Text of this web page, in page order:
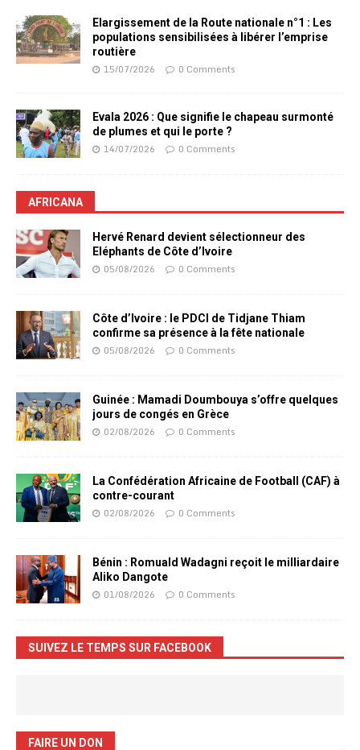
Elargissement de la Route nationale n°1 : Les
populations sensibilisées à libérer l’emprise
routière
15/07/2026 0 Comments
Evala 2026 : Que signifie le chapeau surmonté
de plumes et qui le porte ?
14/07/2026 0 Comments
AFRICANA
Hervé Renard devient sélectionneur des
Eléphants de Côte d’Ivoire
05/08/2026 0 Comments
Côte d’Ivoire : le PDCI de Tidjane Thiam
confirme sa présence à la fête nationale
05/08/2026 0 Comments
Guinée : Mamadi Doumbouya s’offre quelques
jours de congés en Grèce
02/08/2026 0 Comments
La Confédération Africaine de Football (CAF) à
contre-courant
02/08/2026 0 Comments
Bénin : Romuald Wadagni reçoit le milliardaire
Aliko Dangote
01/08/2026 0 Comments
SUIVEZ LE TEMPS SUR FACEBOOK
FAIRE UN DON